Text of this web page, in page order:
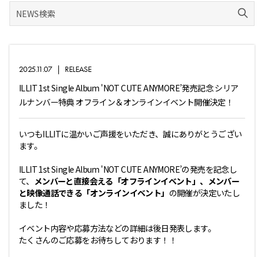
2025.11.07 RELEASE
ILLIT 1st Single Album 'NOT CUTE ANYMORE’発売記念 シリア
ルナンバー特典 オフライン＆オンラインイベント開催決定！
いつもILLITに温かいご声援をいただき、誠にありがとうござい
ます。
ILLIT 1st Single Album 'NOT CUTE ANYMORE’の発売を記念し
て、 メンバーと直接会える「オフラインイベント」、メンバー
と映像通話できる「オンラインイベント」 の開催が決定いたし
ました！
イベント内容や応募方法などの詳細は後日発表します。
たくさんのご応募をお待ちしております！！